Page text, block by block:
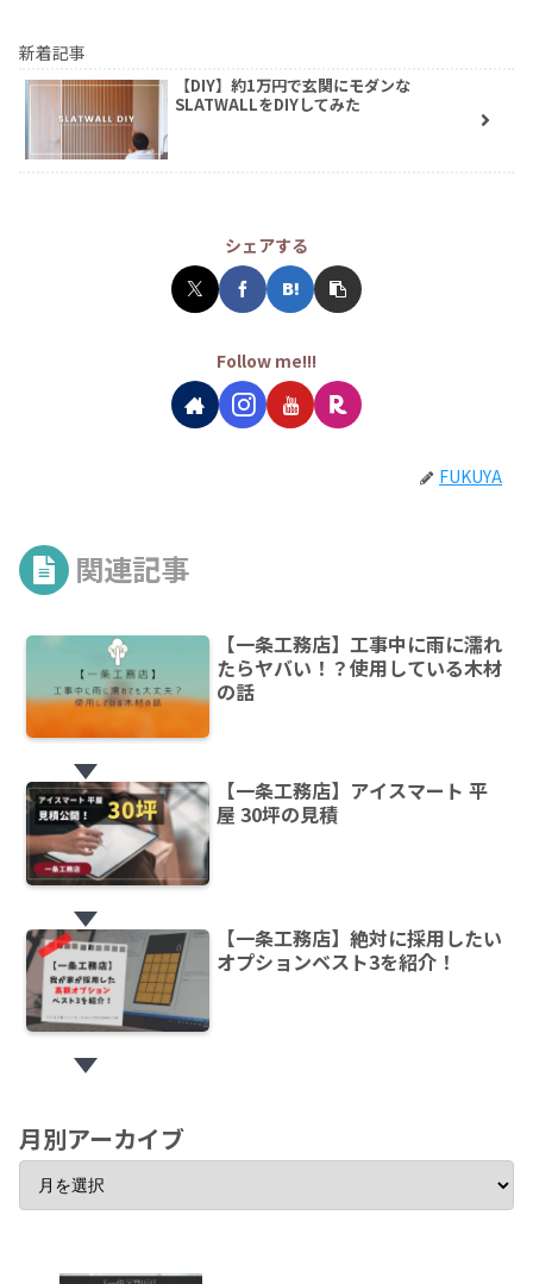
新着記事
【DIY】約1万円で玄関にモダンな
SLATWALLをDIYしてみた
シェアする
Follow me!!!
FUKUYA
関連記事
【一条工務店】工事中に雨に濡れ
たらヤバい！？使用している木材
の話
【一条工務店】アイスマート 平
屋 30坪の見積
【一条工務店】絶対に採用したい
オプションベスト3を紹介！
月別アーカイブ